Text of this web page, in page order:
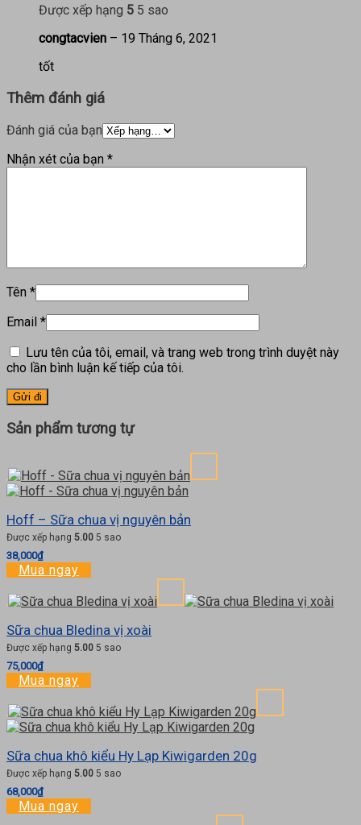
Được xếp hạng 5 5 sao
congtacvien – 19 Tháng 6, 2021
tốt
Thêm đánh giá
Đánh giá của bạn
Nhận xét của bạn *
Tên *
Email *
Lưu tên của tôi, email, và trang web trong trình duyệt này
cho lần bình luận kế tiếp của tôi.
Sản phẩm tương tự
Hoff – Sữa chua vị nguyên bản
Được xếp hạng 5.00 5 sao
38,000₫
Mua ngay
Sữa chua Bledina vị xoài
Được xếp hạng 5.00 5 sao
75,000₫
Mua ngay
Sữa chua khô kiểu Hy Lạp Kiwigarden 20g
Được xếp hạng 5.00 5 sao
68,000₫
Mua ngay